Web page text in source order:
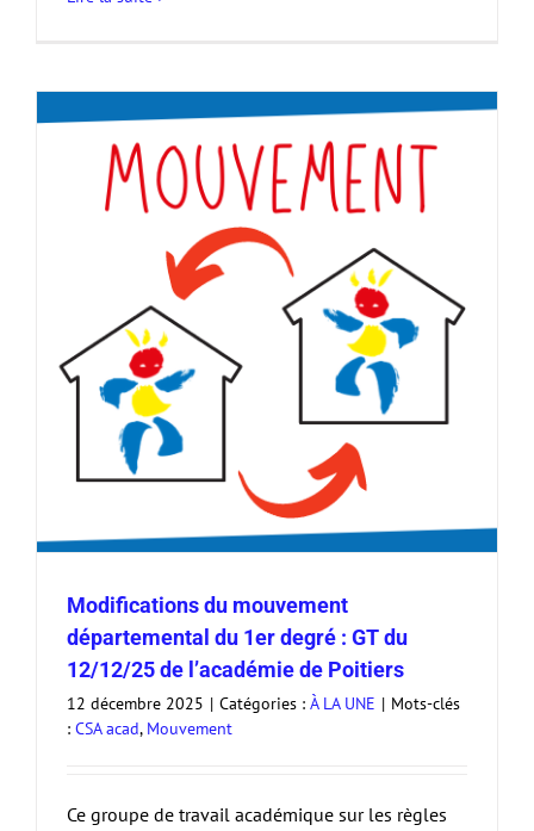
Modifications du mouvement
départemental du 1er degré : GT du
12/12/25 de l’académie de Poitiers
12 décembre 2025 | Catégories : À LA UNE | Mots-clés
: CSA acad, Mouvement
Ce groupe de travail académique sur les règles